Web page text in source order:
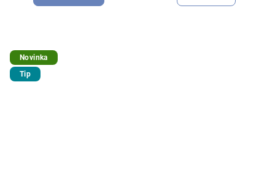
Novinka
Tip